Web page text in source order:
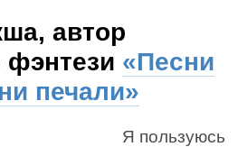
автор
фэнтези «Песни
печали»
Я пользуюсь